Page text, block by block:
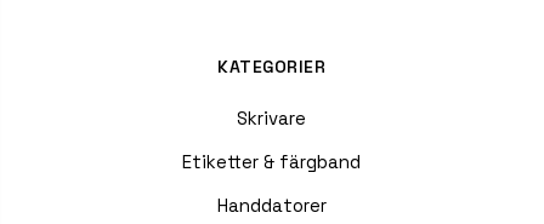
KATEGORIER
Skrivare
Etiketter & färgband
Handdatorer